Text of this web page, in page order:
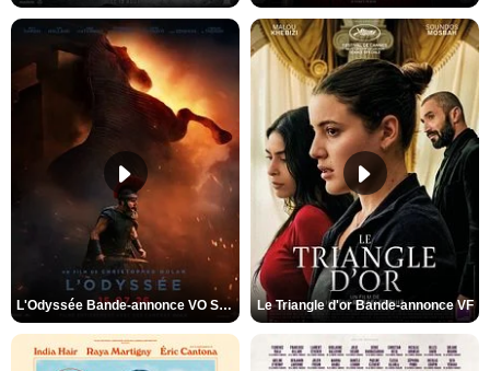
L'Odyssée Bande-annonce VO STFR Le Triangle d'or Bande-annonce VF